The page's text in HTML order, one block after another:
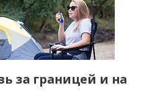
за границей и на